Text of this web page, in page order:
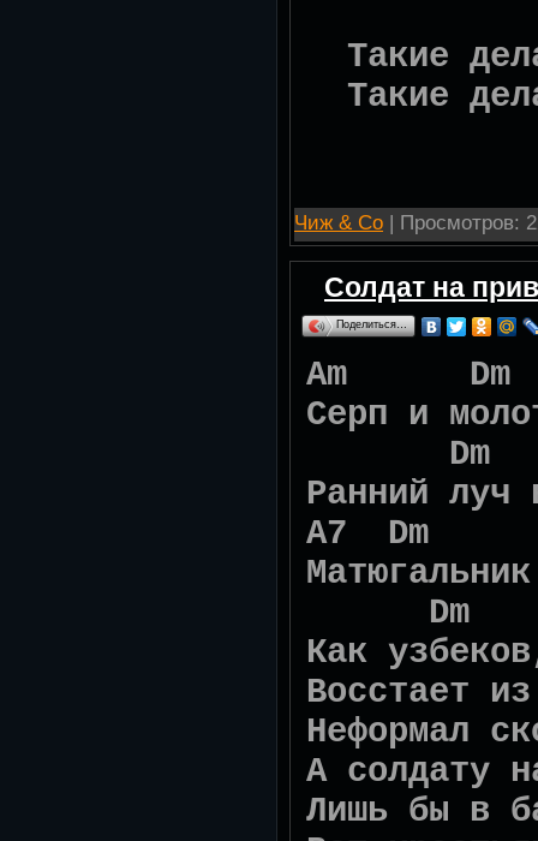
Такие
Такие
Чиж & Со | Просмотров:
Солдат на
Поделиться…
Am
Серп и
Ранний луч
А7
Как
Восстает
Неформал
А солдату
Лишь бы в